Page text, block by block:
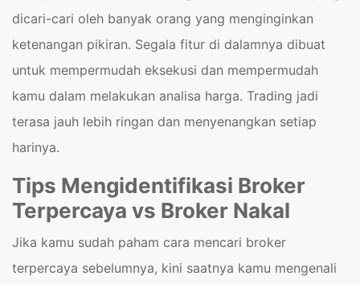
dicari-cari oleh banyak orang yang menginginkan
ketenangan pikiran. Segala fitur di dalamnya dibuat
untuk mempermudah eksekusi dan mempermudah
kamu dalam melakukan analisa harga. Trading jadi
terasa jauh lebih ringan dan menyenangkan setiap
harinya.
Tips Mengidentifikasi Broker
Terpercaya vs Broker Nakal
Jika kamu sudah paham cara mencari broker
terpercaya sebelumnya, kini saatnya kamu mengenali